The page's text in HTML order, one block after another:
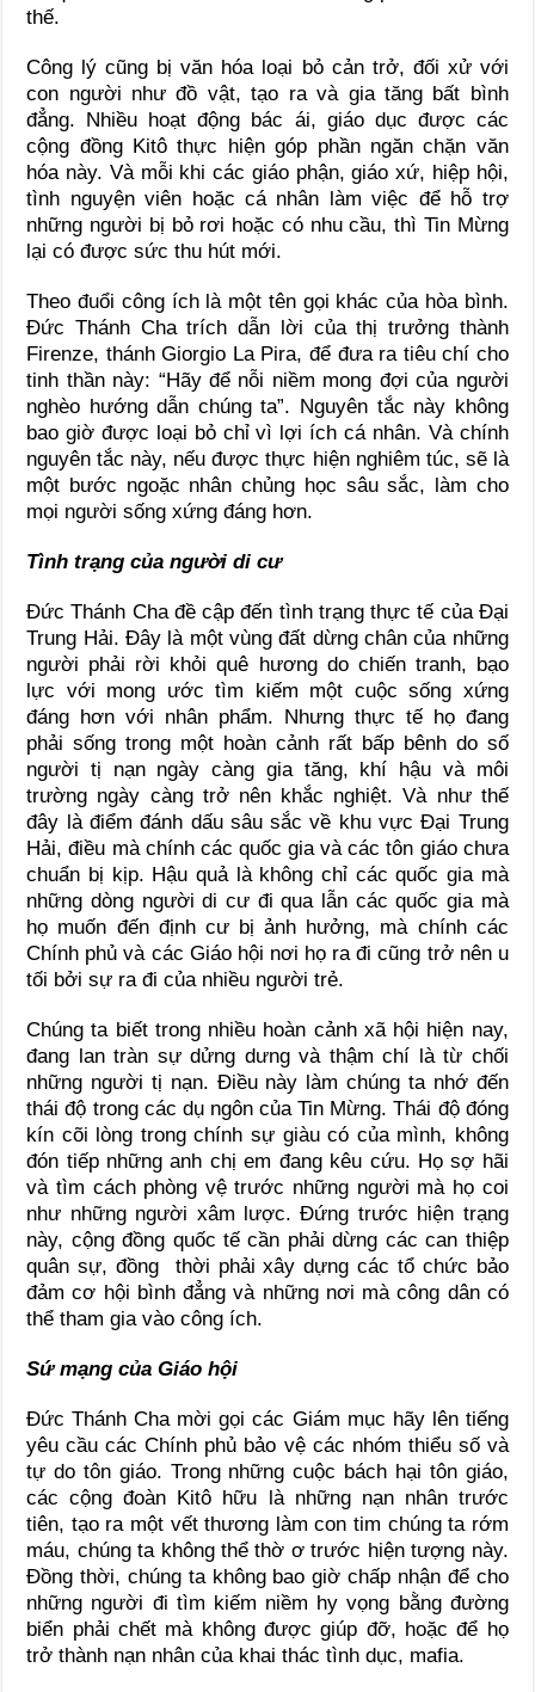
thế.
Công lý cũng bị văn hóa loại bỏ cản trở, đối xử với
con người như đồ vật, tạo ra và gia tăng bất bình
đẳng. Nhiều hoạt động bác ái, giáo dục được các
cộng đồng Kitô thực hiện góp phần ngăn chặn văn
hóa này. Và mỗi khi các giáo phận, giáo xứ, hiệp hội,
tình nguyện viên hoặc cá nhân làm việc để hỗ trợ
những người bị bỏ rơi hoặc có nhu cầu, thì Tin Mừng
lại có được sức thu hút mới.
Theo đuổi công ích là một tên gọi khác của hòa bình.
Đức Thánh Cha trích dẫn lời của thị trưởng thành
Firenze, thánh Giorgio La Pira, để đưa ra tiêu chí cho
tinh thần này: “Hãy để nỗi niềm mong đợi của người
nghèo hướng dẫn chúng ta”. Nguyên tắc này không
bao giờ được loại bỏ chỉ vì lợi ích cá nhân. Và chính
nguyên tắc này, nếu được thực hiện nghiêm túc, sẽ là
một bước ngoặc nhân chủng học sâu sắc, làm cho
mọi người sống xứng đáng hơn.
Tình trạng của người di cư
Đức Thánh Cha đề cập đến tình trạng thực tế của Đại
Trung Hải. Đây là một vùng đất dừng chân của những
người phải rời khỏi quê hương do chiến tranh, bạo
lực với mong ước tìm kiếm một cuộc sống xứng
đáng hơn với nhân phẩm. Nhưng thực tế họ đang
phải sống trong một hoàn cảnh rất bấp bênh do số
người tị nạn ngày càng gia tăng, khí hậu và môi
trường ngày càng trở nên khắc nghiệt. Và như thế
đây là điểm đánh dấu sâu sắc về khu vực Đại Trung
Hải, điều mà chính các quốc gia và các tôn giáo chưa
chuẩn bị kịp. Hậu quả là không chỉ các quốc gia mà
những dòng người di cư đi qua lẫn các quốc gia mà
họ muốn đến định cư bị ảnh hưởng, mà chính các
Chính phủ và các Giáo hội nơi họ ra đi cũng trở nên u
tối bởi sự ra đi của nhiều người trẻ.
Chúng ta biết trong nhiều hoàn cảnh xã hội hiện nay,
đang lan tràn sự dửng dưng và thậm chí là từ chối
những người tị nạn. Điều này làm chúng ta nhớ đến
thái độ trong các dụ ngôn của Tin Mừng. Thái độ đóng
kín cõi lòng trong chính sự giàu có của mình, không
đón tiếp những anh chị em đang kêu cứu. Họ sợ hãi
và tìm cách phòng vệ trước những người mà họ coi
như những người xâm lược. Đứng trước hiện trạng
này, cộng đồng quốc tế cần phải dừng các can thiệp
quân sự, đồng thời phải xây dựng các tổ chức bảo
đảm cơ hội bình đẳng và những nơi mà công dân có
thể tham gia vào công ích.
Sứ mạng của Giáo hội
Đức Thánh Cha mời gọi các Giám mục hãy lên tiếng
yêu cầu các Chính phủ bảo vệ các nhóm thiểu số và
tự do tôn giáo. Trong những cuộc bách hại tôn giáo,
các cộng đoàn Kitô hữu là những nạn nhân trước
tiên, tạo ra một vết thương làm con tim chúng ta rớm
máu, chúng ta không thể thờ ơ trước hiện tượng này.
Đồng thời, chúng ta không bao giờ chấp nhận để cho
những người đi tìm kiếm niềm hy vọng bằng đường
biển phải chết mà không được giúp đỡ, hoặc để họ
trở thành nạn nhân của khai thác tình dục, mafia.